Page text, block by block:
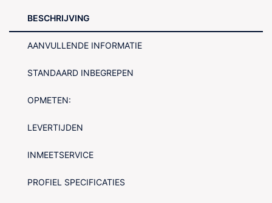
BESCHRIJVING
AANVULLENDE INFORMATIE
STANDAARD INBEGREPEN
OPMETEN:
LEVERTIJDEN
INMEETSERVICE
PROFIEL SPECIFICATIES